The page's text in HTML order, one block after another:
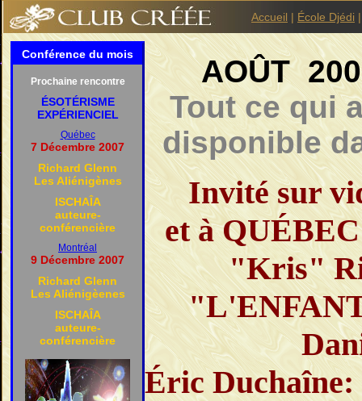
Accueil | École Djédi
Conférence du mois
Prochaine rencontre
ÉSOTÉRISME
EXPÉRIENCIEL
Québec
7 Décembre 2007
Richard Glenn
Les Aliénigènes
ISCHAÎA
auteure-
conférencière
Montréal
9 Décembre 2007
Richard Glenn
Les Aliénigèenes
ISCHAÎA
auteure-
conférencière
AOÛT
Tout ce qui
disponible
Invité sur
et à
"Kris"
Éric